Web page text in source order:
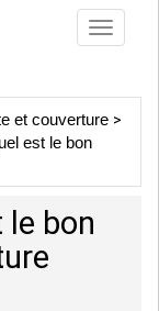
Toggle
et couverture >
est le bon
le bon